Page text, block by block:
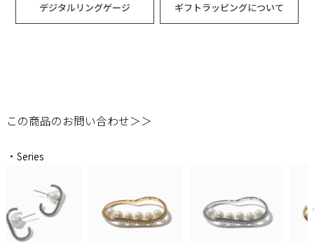
デジタルリングゲージ ギフトラッピングについて
この商品のお問い合わせ＞＞
・Series